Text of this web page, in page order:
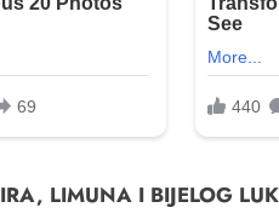
LIMUNA I BIJELOG